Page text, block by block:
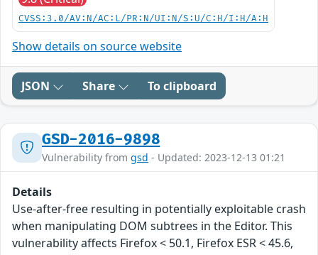
CVSS:3.0/AV:N/AC:L/PR:N/UI:N/S:U/C:H/I:H/A:H
Show details on source website
JSON Share To clipboard
GSD-2016-9898
Vulnerability from gsd - Updated: 2023-12-13 01:21
Details
Use-after-free resulting in potentially exploitable crash
when manipulating DOM subtrees in the Editor. This
vulnerability affects Firefox < 50.1, Firefox ESR < 45.6,